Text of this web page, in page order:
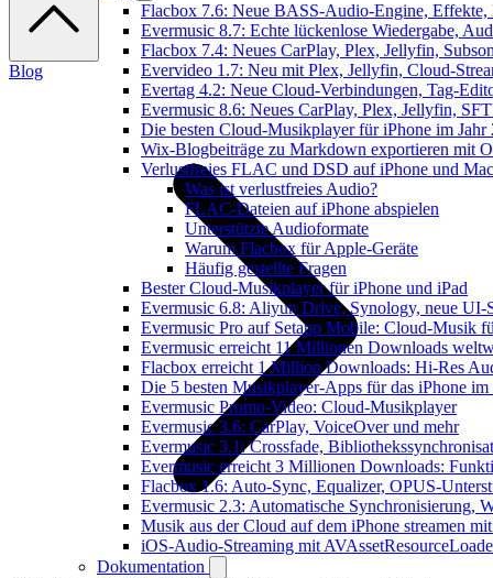
Flacbox 7.6: Neue BASS-Audio-Engine,
Evermusic 8.7: Echte lückenlose Wiedergabe,
Flacbox 7.4: Neues CarPlay, Plex, Jellyfin,
Evervideo 1.7: Neu mit Plex, Jellyfin, Cloud-
Evertag 4.2: Neue Cloud-Verbindungen, Tag-
Evermusic 8.6: Neues CarPlay, Plex, Jellyfin,
Die besten Cloud-Musikplayer für iPhone im Jahr
Wix-Blogbeiträge zu Markdown exportieren mit
Verlustfreies FLAC und DSD auf iPhone und
Was ist verlustfreies Audio?
FLAC-Dateien auf iPhone abspielen
Unterstützte Audioformate
Warum Flacbox für Apple-Geräte
Häufig gestellte Fragen
Bester Cloud-Musikplayer für iPhone und iPad
Evermusic 6.8: Aliyun Drive, Synology, neue UI-
Evermusic Pro auf Setapp Mobile: Cloud-Musik
Evermusic erreicht 11 Millionen Downloads
Flacbox erreicht 1 Million Downloads: Hi-Res
Die 5 besten Musikplayer-Apps für das iPhone im
Evermusic Promo-Video: Cloud-Musikplayer
Evermusic 3.6: CarPlay, VoiceOver und mehr
Evermusic 3.1: Crossfade,
Evermusic erreicht 3 Millionen Downloads:
Flacbox 1.6: Auto-Sync, Equalizer, OPUS-
Evermusic 2.3: Automatische Synchronisierung,
Musik aus der Cloud auf dem iPhone streamen
iOS-Audio-Streaming mit
Dokumentation
Blog